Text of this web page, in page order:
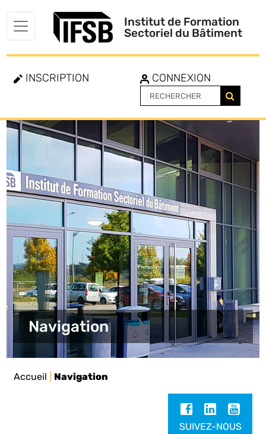
Institut de Formation
Sectoriel du Bâtiment
INSCRIPTION CONNEXION
navigation
Navigation
Accueil Navigation
SUIVEZ-NOUS